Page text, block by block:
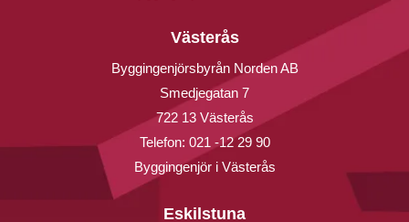
Västerås
Byggingenjörsbyrån Norden AB
Smedjegatan 7
722 13 Västerås
Telefon: 021 -12 29 90
Byggingenjör i Västerås
Eskilstuna